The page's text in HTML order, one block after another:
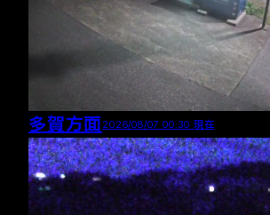
多賀方面2026/08/07 00:30 現在